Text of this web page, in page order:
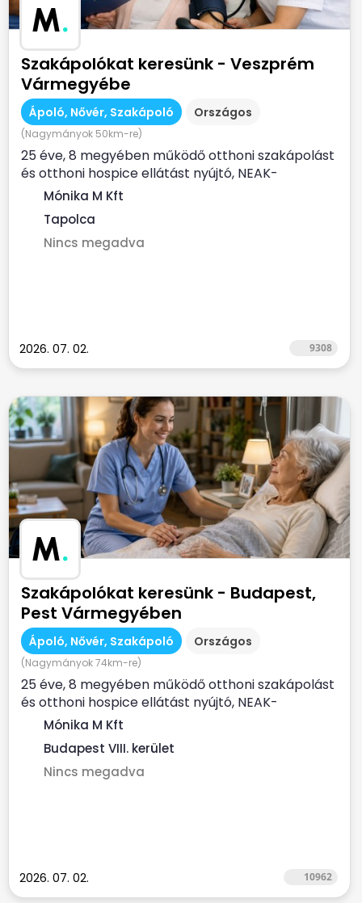
M.
Szakápolókat keresünk - Veszprém
Vármegyébe
Ápoló, Nővér, Szakápoló Országos
(Nagymányok 50km-re)
25 éve, 8 megyében működő otthoni szakápolást
és otthoni hospice ellátást nyújtó, NEAK-
finanszírozott...
Mónika M Kft
Tapolca
Nincs megadva
2026. 07. 02. 9308
M.
Szakápolókat keresünk - Budapest,
Pest Vármegyében
Ápoló, Nővér, Szakápoló Országos
(Nagymányok 74km-re)
25 éve, 8 megyében működő otthoni szakápolást
és otthoni hospice ellátást nyújtó, NEAK-
finanszírozott...
Mónika M Kft
Budapest VIII. kerület
Nincs megadva
2026. 07. 02. 10962